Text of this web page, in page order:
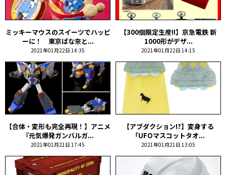
ミッキーマウスのスイーツでハッピ
ーに！ 東京ばな奈と...
2021年01月22日 14:35
【300個限定生産!!】京急電鉄 新
1000形がデザ...
2021年01月22日 14:15
【合体・変形も完全再現！】アニメ
『元気爆発ガンバルガ...
2021年01月21日 17:45
【アブダクション!?】変身する
「UFOマスコットタオ...
2021年01月21日 13:05